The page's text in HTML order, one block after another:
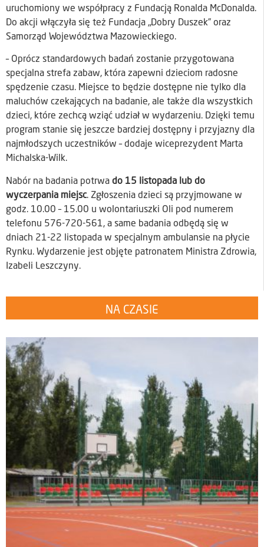
uruchomiony we współpracy z Fundacją Ronalda McDonalda.
Do akcji włączyła się też Fundacja „Dobry Duszek” oraz
Samorząd Województwa Mazowieckiego.
– Oprócz standardowych badań zostanie przygotowana
specjalna strefa zabaw, która zapewni dzieciom radosne
spędzenie czasu. Miejsce to będzie dostępne nie tylko dla
maluchów czekających na badanie, ale także dla wszystkich
dzieci, które zechcą wziąć udział w wydarzeniu. Dzięki temu
program stanie się jeszcze bardziej dostępny i przyjazny dla
najmłodszych uczestników – dodaje wiceprezydent Marta
Michalska-Wilk.
Nabór na badania potrwa do 15 listopada lub do
wyczerpania miejsc. Zgłoszenia dzieci są przyjmowane w
godz. 10.00 – 15.00 u wolontariuszki Oli pod numerem
telefonu 576-720-561, a same badania odbędą się w
dniach 21-22 listopada w specjalnym ambulansie na płycie
Rynku. Wydarzenie jest objęte patronatem Ministra Zdrowia,
Izabeli Leszczyny.
NA CZASIE